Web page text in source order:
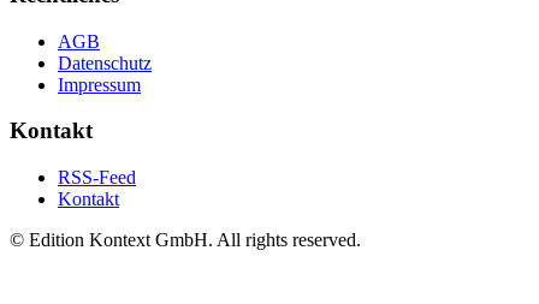
AGB
Datenschutz
Impressum
Kontakt
RSS-Feed
Kontakt
© Edition Kontext GmbH. All rights reserved.